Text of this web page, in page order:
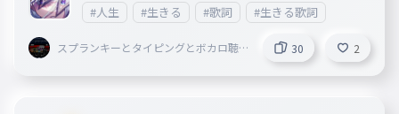
#人生 #生きる #歌詞 #生きる歌詞
スプランキーとタイピングとボカロ聴
30 2